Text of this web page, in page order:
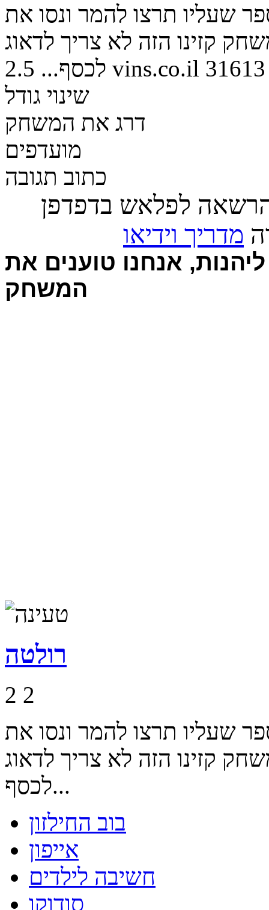
שעליו תרצו להמר ונסו את
קזינו הזה לא צריך לדאוג
לכסף... 2.5 vins.co.il 31613
שינוי גודל
דרג את המשחק
מועדפים
כתוב תגובה
לפלאש בדפדפן
מדריך וידיאו
אנחנו טוענים את
המשחק
רולטה
2 2
שעליו תרצו להמר ונסו את
קזינו הזה לא צריך לדאוג
לכסף...
בוב החילזון
אייפון
חשיבה לילדים
סודוקו